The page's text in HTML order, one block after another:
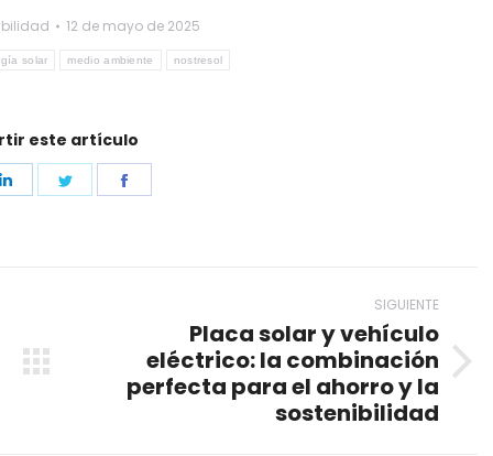
12 de mayo de 2025
solar medio ambiente nostresol
este artículo
Share
Share
SIGUIENTE
Publicación
siguiente:
Placa solar y vehículo
eléctrico: la combinación
perfecta para el ahorro y la
sostenibilidad